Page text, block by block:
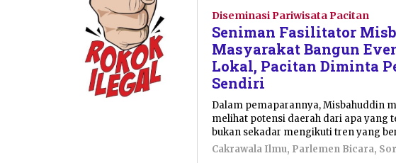
Diseminasi Pariwisata Pacitan
Seniman Fasilitator
Masyarakat Bangun
Lokal, Pacitan Diminta
Sendiri
Dalam pemaparannya, Misbahuddin
melihat potensi daerah dari apa yang
bukan sekadar mengikuti tren yang
Cakrawala Ilmu, Parlemen Bicara,